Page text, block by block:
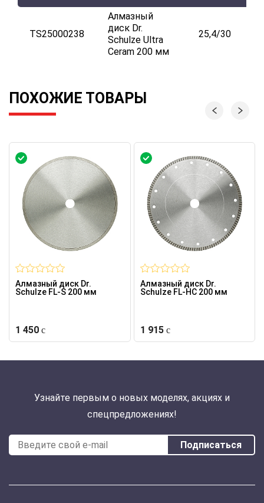
TS25000238
Алмазный
диск Dr.
Schulze Ultra
Ceram 200 мм
25,4/30
ПОХОЖИЕ ТОВАРЫ
Алмазный диск Dr.
Schulze FL-S 200 мм
1 450
Алмазный диск Dr.
Schulze FL-HC 200 мм
1 915
Узнайте первым о новых моделях, акциях и
спецпредложениях!
Подписаться